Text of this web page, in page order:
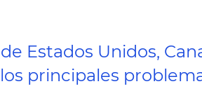
Estados Unidos,
principales